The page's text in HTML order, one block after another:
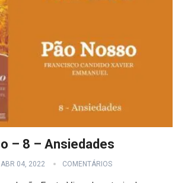
– 8 – Ansiedades
ABR 04, 2022 COMENTÁRIOS